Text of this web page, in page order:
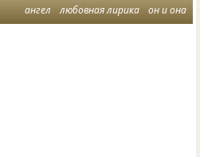
ангел любовная лирика он и она